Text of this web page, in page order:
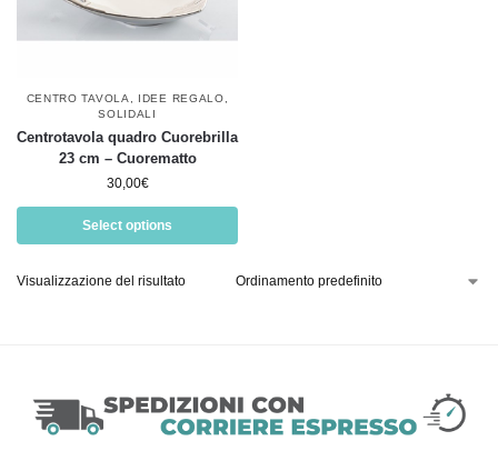
CENTRO TAVOLA IDEE REGALO
SOLIDALI
Centrotavola quadro Cuorebrilla
23 cm – Cuorematto
30,00€
Select options
Visualizzazione del risultato